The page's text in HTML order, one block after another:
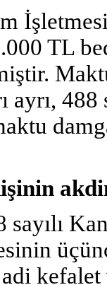
TL
ayrı,
sayılı